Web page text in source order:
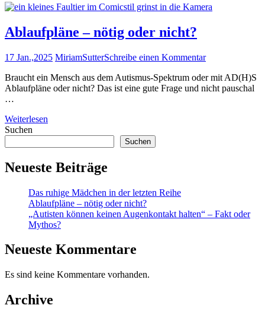
Ablaufpläne – nötig oder nicht?
17 Jan.,2025 MiriamSutterSchreibe einen Kommentar
Braucht ein Mensch aus dem Autismus-Spektrum oder mit AD(H)S
Ablaufpläne oder nicht? Das ist eine gute Frage und nicht pauschal
…
Weiterlesen
Suchen
Suchen
Neueste Beiträge
Das ruhige Mädchen in der letzten Reihe
Ablaufpläne – nötig oder nicht?
„Autisten können keinen Augenkontakt halten“ – Fakt oder
Mythos?
Neueste Kommentare
Es sind keine Kommentare vorhanden.
Archive